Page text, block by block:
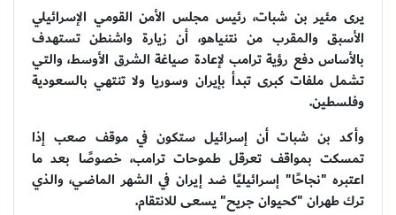
يرى مئير بن شبات، رئيس مجلس الأمن القومي الإسرائيلي
الأسبق والمقرب من نتنياهو، أن زيارة واشنطن تستهدف
بالأساس دفع رؤية ترامب لإعادة صياغة الشرق الأوسط، والتي
تشمل ملفات كبرى تبدأ بإيران وسوريا ولا تنتهي بالسعودية
وفلسطين.
وأكد بن شبات أن إسرائيل ستكون في موقف صعب إذا
تمسكت بمواقف تعرقل طموحات ترامب، خصوصًا بعد ما
اعتبره "نجاحًا" إسرائيليًا ضد إيران في الشهر الماضي، والذي
ترك طهران "كحيوان جريح" يسعى للانتقام.